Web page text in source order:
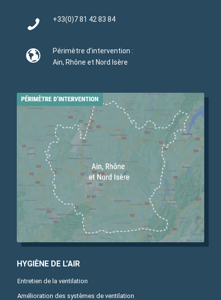
+33(0)7 81 42 83 84
Périmètre d’intervention :
Ain, Rhône et Nord Isère
HYGIÈNE DE L’AIR
Entretien de la ventilation
Amélioration des systèmes de ventilation